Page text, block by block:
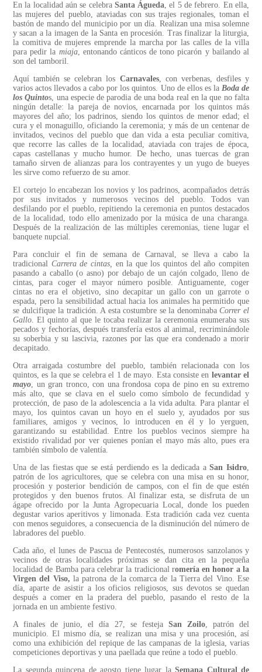
En la localidad aún se celebra Santa Águeda, el 5 de febrero. En ella,
las mujeres del pueblo, ataviadas con sus trajes regionales, toman el
bastón de mando del municipio por un día. Realizan una misa solemne
y sacan a la imagen de la Santa en procesión. Tras finalizar la liturgia,
la comitiva de mujeres emprende la marcha por las calles de la villa
para pedir la miaja, entonando cánticos de tono picarón y bailando al
son del tamboril.
Aquí también se celebran los Carnavales, con verbenas, desfiles y
varios actos llevados a cabo por los quintos. Uno de ellos es la Boda de
los Quintos, una especie de parodia de una boda real en la que no falta
ningún detalle: la pareja de novios, encarnada por los quintos más
mayores del año; los padrinos, siendo los quintos de menor edad; el
cura y el monaguillo, oficiando la ceremonia; y más de un centenar de
invitados, vecinos del pueblo que dan vida a esta peculiar comitiva,
que recorre las calles de la localidad, ataviada con trajes de época,
capas castellanas y mucho humor. De hecho, unas tuercas de gran
tamaño sirven de alianzas para los contrayentes y un yugo de bueyes
les sirve como refuerzo de su amor.
El cortejo lo encabezan los novios y los padrinos, acompañados detrás
por sus invitados y numerosos vecinos del pueblo. Todos van
desfilando por el pueblo, repitiendo la ceremonia en puntos destacados
de la localidad, todo ello amenizado por la música de una charanga.
Después de la realización de las múltiples ceremonias, tiene lugar el
banquete nupcial.
Para concluir el fin de semana de Carnaval, se lleva a cabo la
tradicional Carrera de cintas, en la que los quintos del año compiten
pasando a caballo (o asno) por debajo de un cajón colgado, lleno de
cintas, para coger el mayor número posible. Antiguamente, coger
cintas no era el objetivo, sino decapitar un gallo con un garrote o
espada, pero la sensibilidad actual hacia los animales ha permitido que
se dulcifique la tradición. A esta costumbre se la denominabaCorrer el
Gallo. El quinto al que le tocaba realizar la ceremonia enumeraba sus
pecados y fechorías, después transfería estos al animal, recriminándole
su soberbia y su lascivia, razones por las que era condenado a morir
decapitado.
Otra arraigada costumbre del pueblo, también relacionada con los
quintos, es la que se celebra el 1 de mayo. Esta consiste en levantar el
mayo, un gran tronco, con una frondosa copa de pino en su extremo
más alto, que se clava en el suelo como símbolo de fecundidad y
protección, de paso de la adolescencia a la vida adulta. Para plantar el
mayo, los quintos cavan un hoyo en el suelo y, ayudados por sus
familiares, amigos y vecinos, lo introducen en él y lo yerguen,
garantizando su estabilidad. Entre los pueblos vecinos siempre ha
existido rivalidad por ver quienes ponían el mayo más alto, pues era
también símbolo de valentía.
Una de las fiestas que se está perdiendo es la dedicada aSan Isidro,
patrón de los agricultores, que se celebra con una misa en su honor,
procesión y posterior bendición de campos, con el fin de que estén
protegidos y den buenos frutos. Al finalizar esta, se disfruta de un
ágape ofrecido por la Junta Agropecuaria Local, donde los pueden
degustar varios aperitivos y limonada. Esta tradición cada vez cuenta
con menos seguidores, a consecuencia de la disminución del número de
labradores del pueblo.
Cada año, el lunes de Pascua de Pentecostés, numerosos sanzolanos y
vecinos de otras localidades próximas se dan cita en la pequeña
localidad de Bamba para celebrar la tradicional romería en honor a la
Virgen del Viso, la patrona de la comarca de la Tierra del Vino. Ese
día, aparte de asistir a los oficios religiosos, sus devotos se quedan
después a comer en la pradera del pueblo, pasando el resto de la
jornada en un ambiente festivo.
A finales de junio, el día 27, se festeja San Zoilo, patrón del
municipio. El mismo día, se realizan una misa y una procesión, así
como una exhibición del repique de las campanas de la iglesia, varias
competiciones deportivas y una paellada que reúne a todo el pueblo.
La segunda quincena de agosto tiene lugar la Semana Cultural de